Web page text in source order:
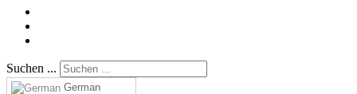
Suchen ...
German